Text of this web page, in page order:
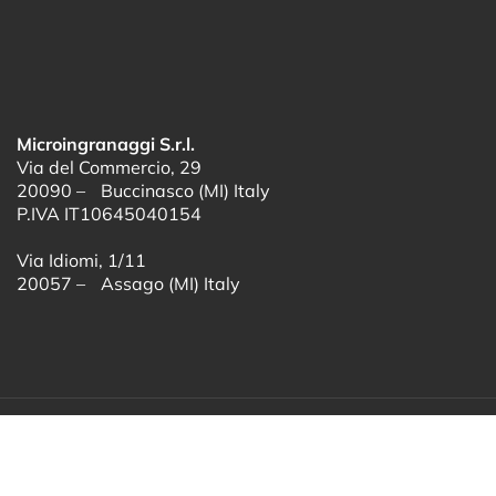
Microingranaggi S.r.l.
Via del Commercio, 29
20090 – Buccinasco (MI) Italy
P.IVA IT10645040154
Via Idiomi, 1/11
20057 – Assago (MI) Italy